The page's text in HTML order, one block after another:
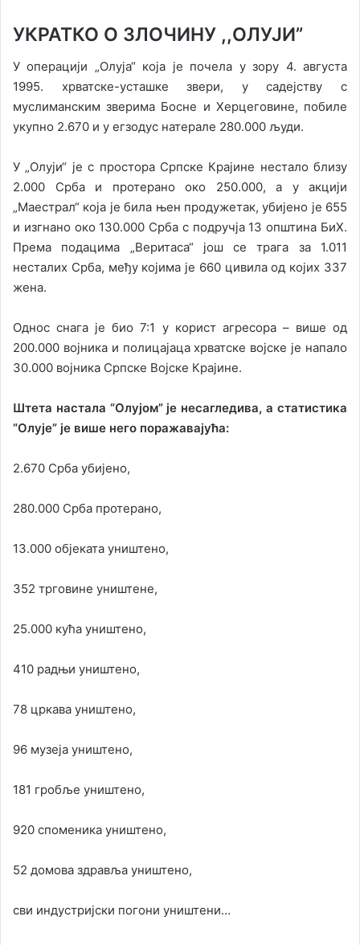
УКРАТКО О ЗЛОЧИНУ ,,ОЛУЈИ”
У операцији „Олуја“ која је почела у зору 4. августа
1995. хрватске-усташке звери, у садејству с
муслиманским зверима Босне и Херцеговине, побиле
укупно 2.670 и у егзодус натерале 280.000 људи.
У „Олуји“ је с простора Српске Крајине нестало близу
2.000 Срба и протерано око 250.000, а у акцији
„Маестрал“ која је била њен продужетак, убијено је 655
и изгнано око 130.000 Срба с подручја 13 општина БиХ.
Према подацима „Веритаса“ још се трага за 1.011
несталих Срба, међу којима је 660 цивила од којих 337
жена.
Однос снага је био 7:1 у корист агресора – више од
200.000 војника и полицајаца хрватске војске је напало
30.000 војника Српске Војске Крајине.
Штета настала “Олујом” је несагледива, а статистика
“Олује” је више него поражавајућа:
2.670 Срба убијено,
280.000 Срба протерано,
13.000 објеката уништено,
352 трговине уништене,
25.000 кућа уништено,
410 радњи уништено,
78 цркава уништено,
96 музеја уништено,
181 гробље уништено,
920 споменика уништено,
52 домова здравља уништено,
сви индустријски погони уништени…